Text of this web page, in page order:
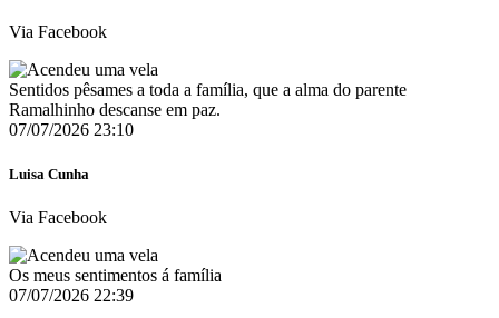
Via Facebook
Sentidos pêsames a toda a família, que a alma do parente
Ramalhinho descanse em paz.
07/07/2026 23:10
Luisa Cunha
Via Facebook
Os meus sentimentos á família
07/07/2026 22:39